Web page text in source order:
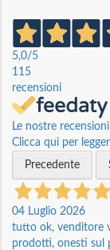
5,0/5
115
recensioni
Le nostre
Clicca qui per
Precedente
04 Luglio 2026
tutto ok, venditore
prodotti, onesti sul